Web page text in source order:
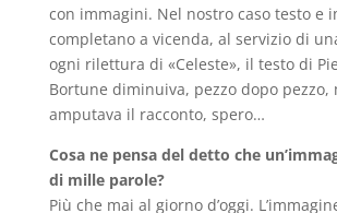
con immagini. Nel nostro caso testo e
completano a vicenda, al servizio di
ogni rilettura di «Celeste», il testo di
Bortune diminuiva, pezzo dopo pezzo,
amputava il racconto, spero…
Cosa ne pensa del detto che
di mille parole?
Più che mai al giorno d’oggi.